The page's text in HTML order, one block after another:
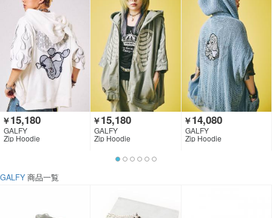
￥15,180
GALFY
Zip Hoodie
￥15,180
GALFY
Zip Hoodie
￥14,080
GALFY
Zip Hoodie
GALFY 商品一覧